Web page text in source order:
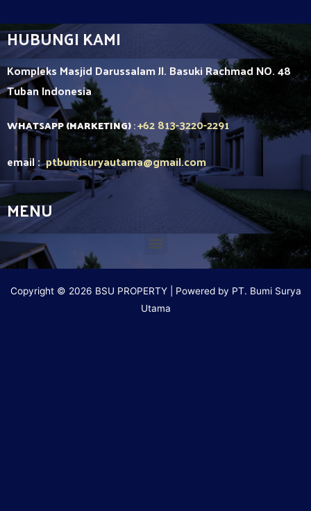
HUBUNGI KAMI
Kompleks Masjid Darussalam Jl. Basuki Rachmad NO. 48
TubanIndonesia
WHATSAPP (MARKETING):+62 813-3220-2291
email :ptbumisuryautama@gmail.com
MENU
Copyright © 2026 BSU PROPERTY | Powered by PT. Bumi Surya
Utama